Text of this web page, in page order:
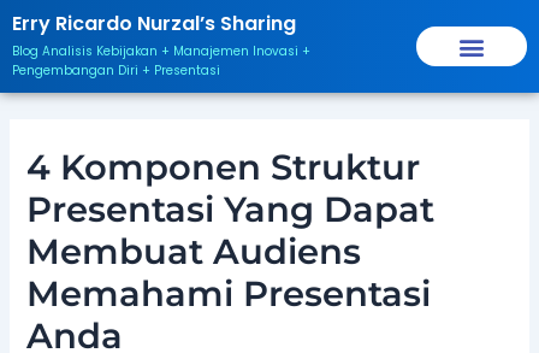
Skip
to
content
Erry Ricardo Nurzal’s Sharing
Blog Analisis Kebijakan + Manajemen Inovasi +
Pengembangan Diri + Presentasi
4 Komponen Struktur
Presentasi Yang Dapat
Membuat Audiens
Memahami Presentasi
Anda
Post
navigation